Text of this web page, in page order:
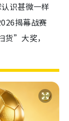
识甚微一样
揭幕战赛
货”大奖，